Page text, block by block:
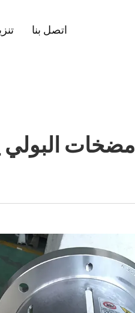
اتصل بنا
مضخات البولي